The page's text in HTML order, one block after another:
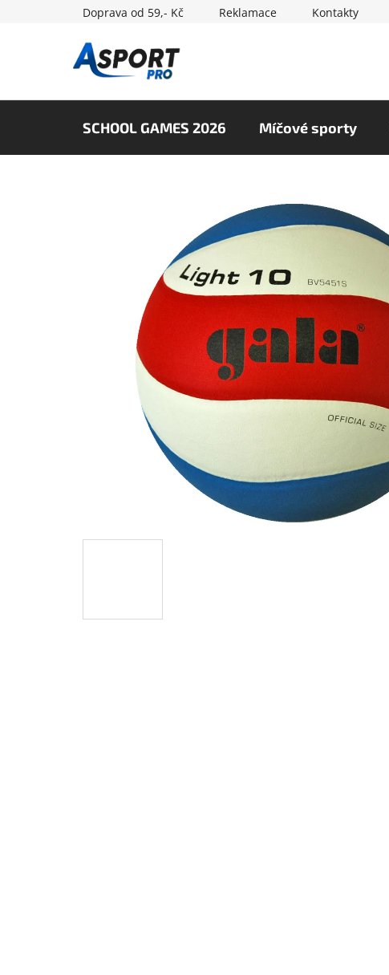
Doprava od 59,- Kč Reklamace Kontakty
SCHOOL GAMES 2026 Míčové sporty